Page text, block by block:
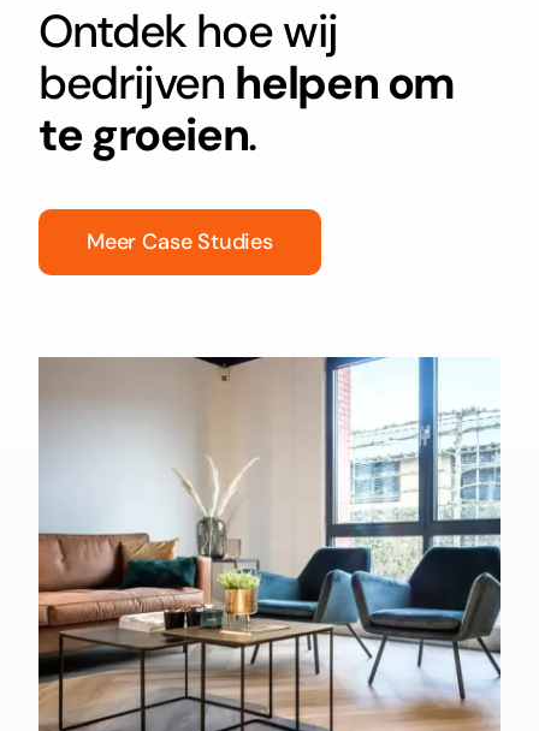
Ontdek hoe wij
bedrijven helpen om
te groeien.
Meer Case Studies